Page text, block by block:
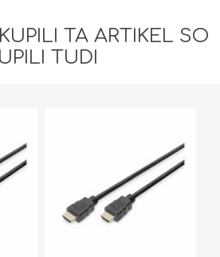
TA ARTIKEL SO
TUDI